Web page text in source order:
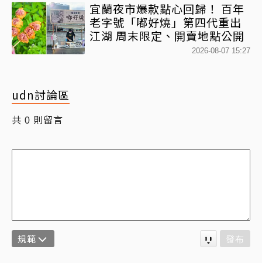
宜蘭夜市爆款點心回歸！ 百年
老字號「嘟好燒」第四代重出
江湖 周末限定、開賣地點公開
2026-08-07 15:27
udn討論區
共 0 則留言
規範 發布